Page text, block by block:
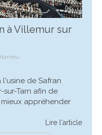
à Villemur sur
de Safran
sur-Tarn afin de
appréhender
Lire l'article